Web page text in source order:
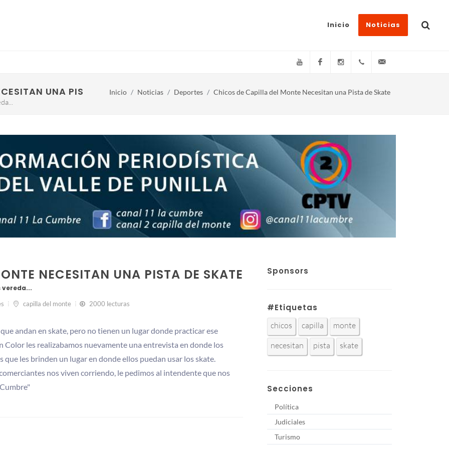
Inicio Noticias
YouTube FacebookInstagram(+54)(9)3548-576073
UNA PISTA DE SKATE
Inicio Noticias Deportes Chicos de Capilla del Monte Necesitan una Pista de Skate
NECESITAN UNA PISTA DE SKATE
capilla del monte 2000 lecturas
andan en skate, pero no tienen un lugar donde practicar ese
Color les realizabamos nuevamente una entrevista en donde los
les brinden un lugar en donde ellos puedan usar los skate.
nos viven corriendo, le pedimos al intendente que nos
Sponsors
#Etiquetas
chicos capilla
monte
necesitan
pista skate
Secciones
Política
Judiciales
Turismo